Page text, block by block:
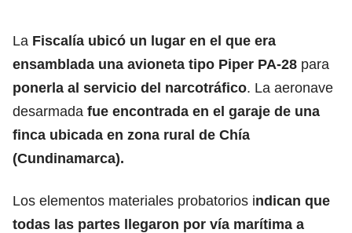
La Fiscalía ubicó un lugar en el que era
ensamblada una avioneta tipo Piper PA-28 para
ponerla al servicio del narcotráfico. La aeronave
desarmada fue encontrada en el garaje de una
finca ubicada en zona rural de Chía
(Cundinamarca).
Los elementos materiales probatorios indican que
todas las partes llegaron por vía marítima a